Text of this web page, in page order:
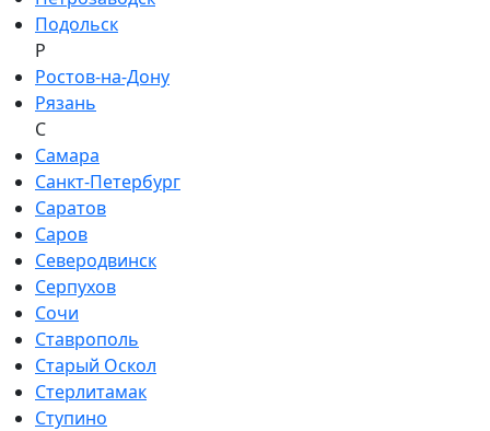
Подольск
Р
Ростов-на-Дону
Рязань
С
Самара
Санкт-Петербург
Саратов
Саров
Северодвинск
Серпухов
Сочи
Ставрополь
Старый Оскол
Стерлитамак
Ступино